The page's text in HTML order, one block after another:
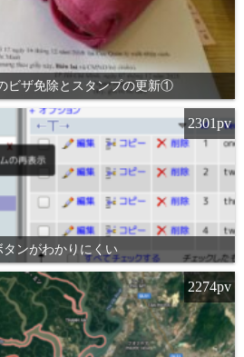
ビザ免除とスタンプの更新①
タンがわかりにくい
2301pv
2274pv